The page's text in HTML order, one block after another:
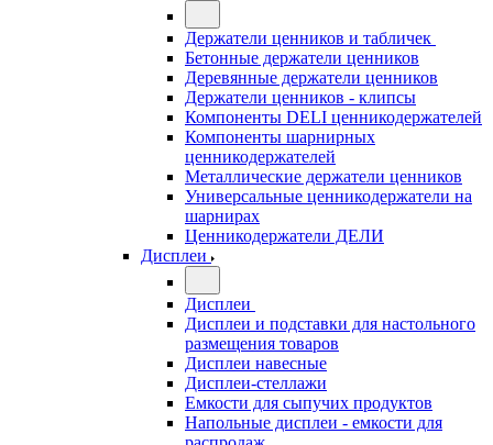
Держатели ценников и табличек
Бетонные держатели ценников
Деревянные держатели ценников
Держатели ценников - клипсы
Компоненты DELI ценникодержателей
Компоненты шарнирных
ценникодержателей
Металлические держатели ценников
Универсальные ценникодержатели на
шарнирах
Ценникодержатели ДЕЛИ
Дисплеи
Дисплеи
Дисплеи и подставки для настольного
размещения товаров
Дисплеи навесные
Дисплеи-стеллажи
Емкости для сыпучих продуктов
Напольные дисплеи - емкости для